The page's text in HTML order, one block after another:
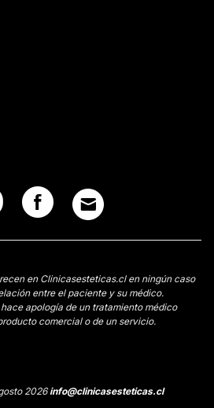
en Clinicasesteticas.cl en ningún caso
entre el paciente y su médico.
apología de un tratamiento médico
comercial o de un servicio.
2026info@clinicasesteticas.cl